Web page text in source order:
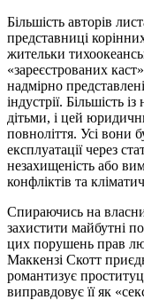
Більшість авторів
представниці
жительки
«зареєстрованих
надмірно
індустрії. Більшість
дітьми, і цей
повноліття. Усі вони
експлуатації через
незахищеність або
конфліктів та
Спираючись на
захистити майбутні
цих порушень прав
Маккензі Скотт
романтизує
виправдовує її як